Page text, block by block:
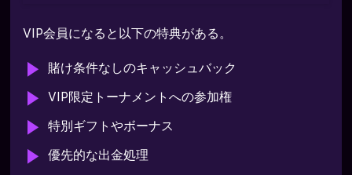
VIP会員になると以下の特典がある。
賭け条件なしのキャッシュバック
VIP限定トーナメントへの参加権
特別ギフトやボーナス
優先的な出金処理